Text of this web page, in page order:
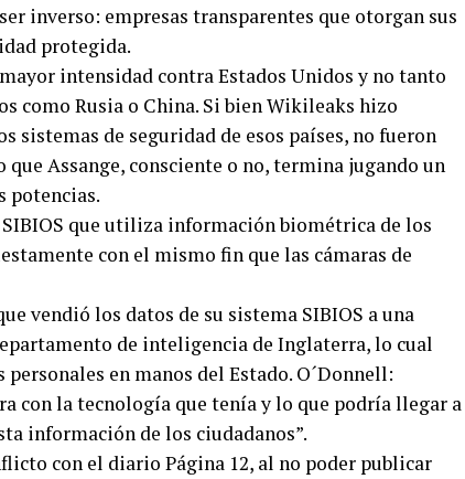
inverso: empresas transparentes que otorgan sus
protegida.
intensidad contra Estados Unidos y no tanto
como Rusia o China. Si bien Wikileaks hizo
sistemas de seguridad de esos países, no fueron
Assange, consciente o no, termina jugando un
potencias.
que utiliza información biométrica de los
con el mismo fin que las cámaras de
vendió los datos de su sistema SIBIOS a una
de inteligencia de Inglaterra, lo cual
en manos del Estado. O´Donnell:
con la tecnología que tenía y lo que podría llegar a
información de los ciudadanos”.
con el diario Página 12, al no poder publicar